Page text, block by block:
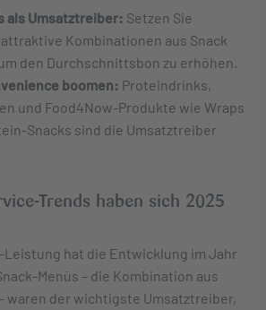
als Umsatztreiber: Setzen Sie
Kombinationen aus Snack
den Durchschnittsbon zu erhöhen.
boomen: Proteindrinks,
und Food4Now-Produkte wie Wraps
Snacks sind die Umsatztreiber
Trends haben sich 2025
Leistung hat die Entwicklung im Jahr
Menüs – die Kombination aus
waren der wichtigste Umsatztreiber,